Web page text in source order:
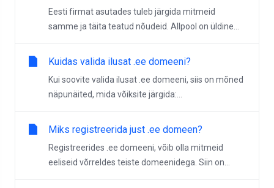
Eesti firmat asutades tuleb järgida mitmeid
samme ja täita teatud nõudeid. Allpool on üldine...
Kuidas valida ilusat .ee domeeni?
Kui soovite valida ilusat .ee domeeni, siis on mõned
näpunäited, mida võiksite järgida:...
Miks registreerida just .ee domeen?
Registreerides .ee domeeni, võib olla mitmeid
eeliseid võrreldes teiste domeenidega. Siin on...